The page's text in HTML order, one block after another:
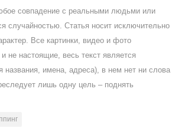
совпадение с реальными людьми или
случайностью. Статья носит исключительно
Все картинки, видео и фото
не настоящие, весь текст является
имена, адреса), в нем нет ни слова
лишь одну цель – поднять